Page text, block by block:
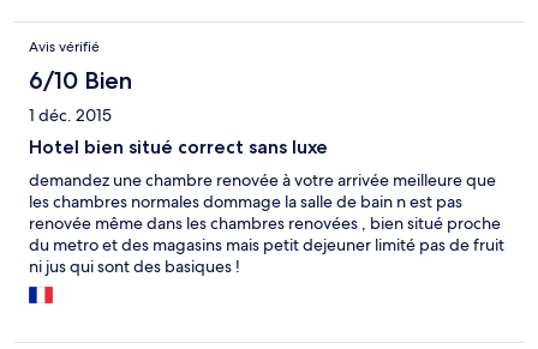
a muro che però faceva ancora più rumore all'interno della
stanza. Tasso di umidità altissimo e di notte era obbligatorio
tenere acceso il condizionatore oppure il ventilatore ma senza
poter dormire per il rumore. Dopo la prima notte insonne
abbiamo chiesto allora la possibilità di cambiare stanza perchè
non era proprio fattibile rimanere in quella assegnata. Il
proprietario con la massima disponibilità ci ha assegnato un'altra
camera doppia, ma molto più grande, con due letti singoli
(come per altro avevamo chiesto in fase di prenotazione), bagno
più moderno e spazioso, ventilatore a soffitto con velocità
regolabile e meno rumoroso e condizionatore sempre antiquato
a muro ma molto meno rumoroso del precedente. Quindi
sempre stanza doppia ma molto migliore della precedente e
questa volta quanto meno vivibile. Durante il nostro soggiorno
Avis vérifié
6/10 Bien
1 déc. 2015
Hotel bien situé correct sans luxe
demandez une chambre renovée à votre arrivée meilleure que
les chambres normales dommage la salle de bain n est pas
renovée même dans les chambres renovées , bien situé proche
du metro et des magasins mais petit dejeuner limité pas de fruit
ni jus qui sont des basiques !